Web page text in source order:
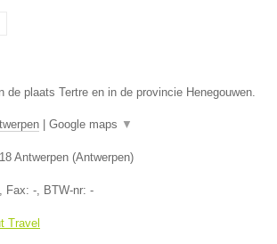
de plaats Tertre en in de provincie Henegouwen.
Google maps ▼
Antwerpen (Antwerpen)
, Fax: -, BTW-nr: -
Travel